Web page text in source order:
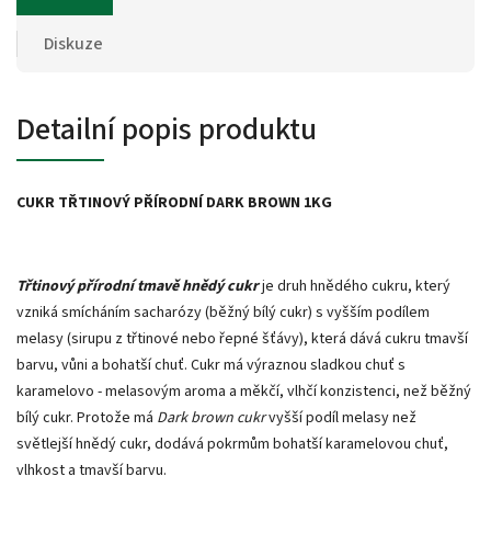
Diskuze
Detailní popis produktu
CUKR TŘTINOVÝ PŘÍRODNÍ DARK BROWN 1KG
Třtinový přírodní tmavě hnědý cukrje druh hnědého cukru, který
vzniká smícháním sacharózy (běžný bílý cukr) s vyšším podílem
melasy (sirupu z třtinové nebo řepné šťávy), která dává cukru tmavší
barvu, vůni a bohatší chuť. Cukr má výraznou sladkou chuť s
karamelovo - melasovým aroma a měkčí, vlhčí konzistenci, než běžný
bílý cukr. Protože má Dark brown cukrvyšší podíl melasy než
světlejší hnědý cukr, dodává pokrmům bohatší karamelovou chuť,
vlhkost a tmavší barvu.